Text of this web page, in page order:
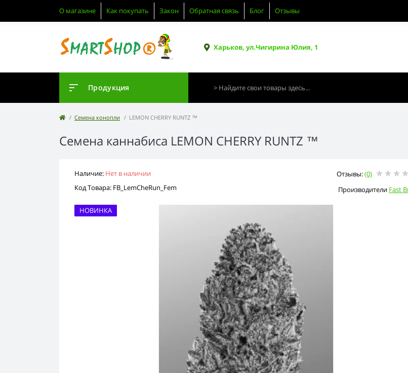
О магазине Как покупать Закон Обратная связь Блог Отзывы
Харьков, ул.Чигирина Юлия, 1
Продукция
Семена конопли LEMON CHERRY RUNTZ ™
Семена каннабиса LEMON CHERRY RUNTZ ™
Наличие: Нет в наличии
Код Товара: FB_LemCheRun_Fem
Отзывы:(0)
Производители Fast
НОВИНКА